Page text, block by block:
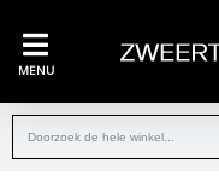
MENU